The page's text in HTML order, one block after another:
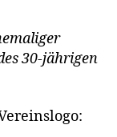
30-jährigen